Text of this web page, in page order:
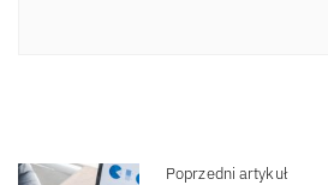
Poprzedni artykuł